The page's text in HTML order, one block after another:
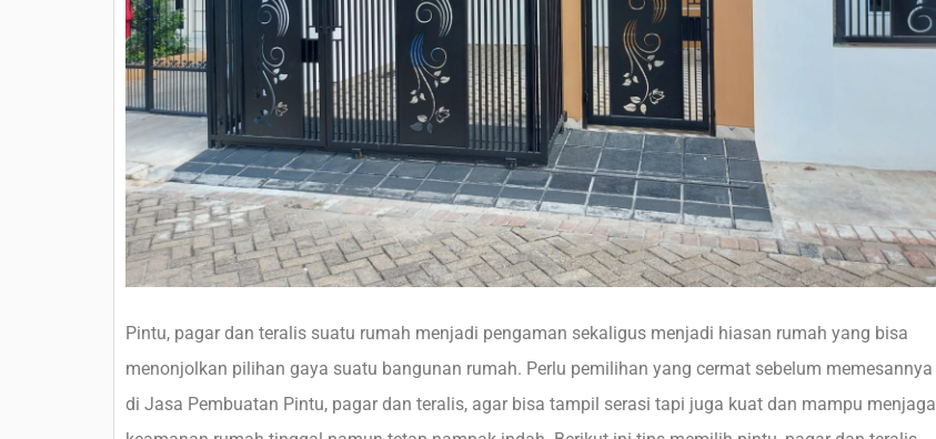
Pintu, pagar dan teralis suatu rumah menjadi pengaman sekaligus menjadi hiasan rumah yang bisa
menonjolkan pilihan gaya suatu bangunan rumah. Perlu pemilihan yang cermat sebelum memesannya
di Jasa Pembuatan Pintu, pagar dan teralis, agar bisa tampil serasi tapi juga kuat dan mampu menjaga